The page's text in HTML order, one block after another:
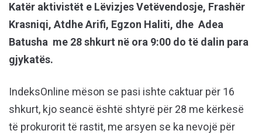
Katër aktivistët e Lëvizjes Vetëvendosje, Frashër
Krasniqi, Atdhe Arifi, Egzon Haliti, dhe Adea
Batusha me 28 shkurt në ora 9:00 do të dalin para
gjykatës.
IndeksOnline mëson se pasi ishte caktuar për 16
shkurt, kjo seancë është shtyrë për 28 me kërkesë
të prokurorit të rastit, me arsyen se ka nevojë për